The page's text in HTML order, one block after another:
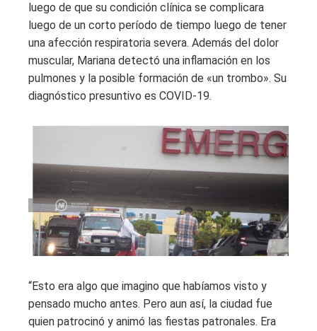
luego de que su condición clínica se complicara
luego de un corto período de tiempo luego de tener
una afección respiratoria severa. Además del dolor
muscular, Mariana detectó una inflamación en los
pulmones y la posible formación de «un trombo». Su
diagnóstico presuntivo es COVID-19.
“Esto era algo que imagino que habíamos visto y
pensado mucho antes. Pero aun así, la ciudad fue
quien patrocinó y animó las fiestas patronales. Era